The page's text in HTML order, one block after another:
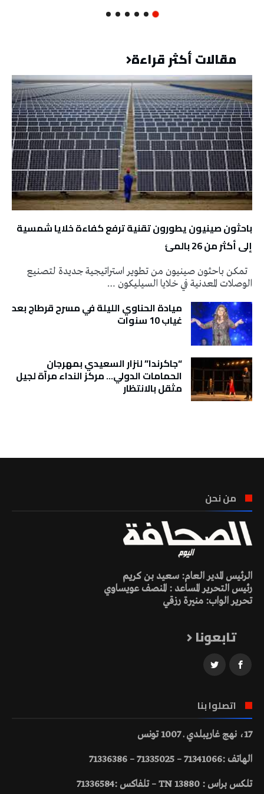
مقالات أكثر قراءة
باحثون صينيون يطورون تقنية ترفع كفاءة خلايا شمسية
إلى أكثر من 26 بالمئ
تمكن باحثون صينيون من تطوير استراتيجية جديدة لتصنيع
الوصلات المعدنية في خلايا السيليكون …
ميادة الحناوي الليلة في مسرح قرطاج بعد
غياب 10 سنوات
“جاكرندا” لنزار السعيدي بمهرجان
الحمامات الدولي… مركز النداء مرآة لجيل
مثقل بالانتظار
من نحن
الرئيس المدير العام: سعيد بن كريم
رئيس التحرير المساعد : المنصف عويساوي
تحرير الواب: منيرة رزقي
تابعونا
اتصلوا بنا
17، نهج غاريبلدي ـ 1007 تونس
الهاتف :71341066 – 71335025 – 71336386
تلكس براس : 13880 TN – تلفاكس :71336584